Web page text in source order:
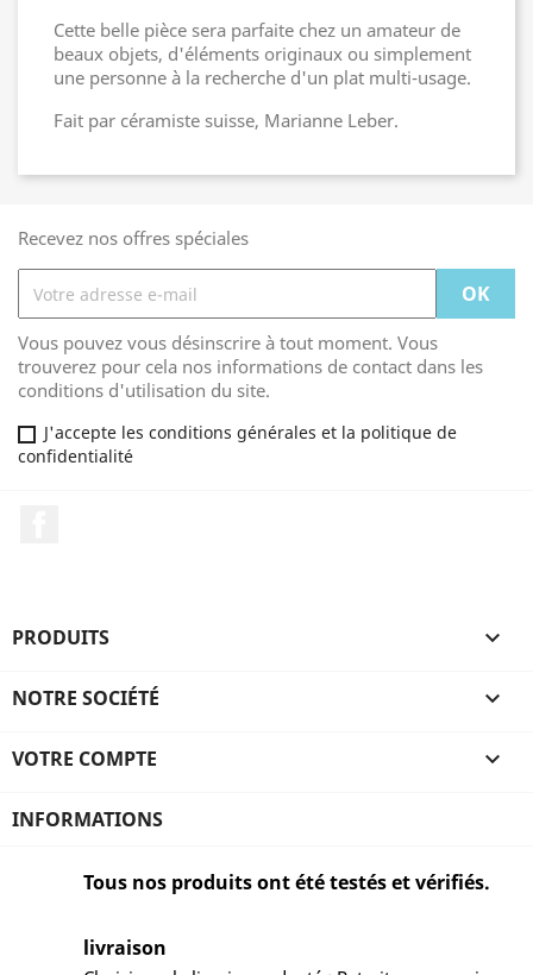
Cette belle pièce sera parfaite chez un amateur de
beaux objets, d'éléments originaux ou simplement
une personne à la recherche d'un plat multi-usage.
Fait par céramiste suisse, Marianne Leber.
Recevez nos offres spéciales
Vous pouvez vous désinscrire à tout moment. Vous
trouverez pour cela nos informations de contact dans les
conditions d'utilisation du site.
J'accepte les conditions générales et la politique de
confidentialité
PRODUITS 
NOTRE SOCIÉTÉ 
VOTRE COMPTE 
INFORMATIONS
Tous nos produits ont été testés et vérifiés.
livraison